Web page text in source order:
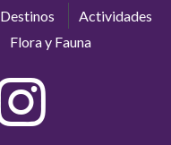
Destinos
Actividades
Flora y Fauna